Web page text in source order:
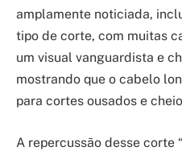
amplamente noticiada,
tipo de corte, com muitas
um visual vanguardista e
mostrando que o cabelo
para cortes ousados e
A repercussão desse corte